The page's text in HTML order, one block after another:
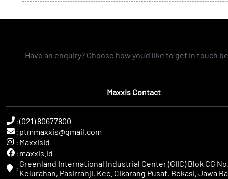
Have an enquiry? Choose how you'd like to get in touch
Maxxis Contact
:(021) 80677800
: ptmmaxxis@gmail.com
: Maxxisid
: maxxis.id
: Greenland International Industrial Center (GIIC) Blok CG
Kelurahan, Pasirranji, Kec. Cikarang Pusat, Bekasi, Jawa